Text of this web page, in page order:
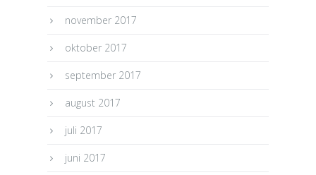
november 2017
oktober 2017
september 2017
august 2017
juli 2017
juni 2017